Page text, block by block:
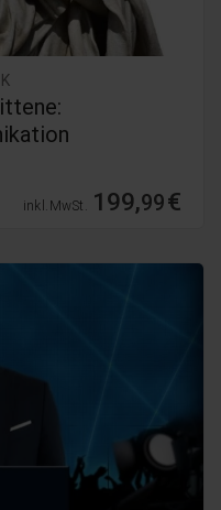
inkl. MwSt. 199,99€